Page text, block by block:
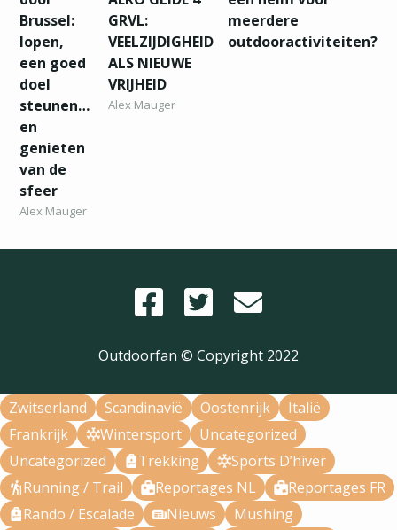
Brussel:
lopen,
een goed
doel
steunen…
en
genieten
van de
sfeer
Alex Mauger
GRVL:
VEELZIJDIGHEID
ALS NIEUWE
VRIJHEID
Alex Mauger
meerdere
outdooractiviteiten?
Outdoorfan © Copyright 2022
Zwitserland Scandinavië Oostenrijk
Italië
Frankrijk
Wintersport
Uncategorized
Uncategorized
Trekking
Sports D’hiver
Running / Trail
Reportages NL
Reportages FR
Rando / Escalade
Nieuws
Mushing